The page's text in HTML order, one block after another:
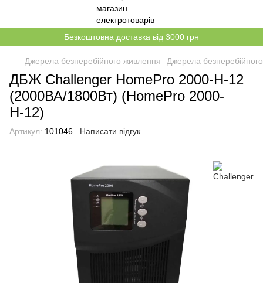
Безкоштовна доставка від 3000 грн
Джерела безперебійного живлення Джерела
ДБЖ Challenger HomePro 2000-Н-12
(2000ВА/1800Вт) (HomePro 2000-
Н-12)
Артикул: 101046 Написати відгук